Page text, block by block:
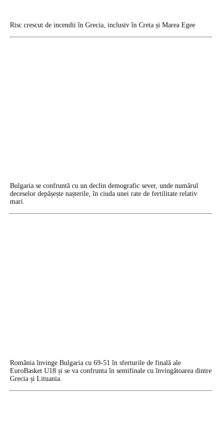
Risc crescut de incendii în Grecia, inclusiv în Creta și Marea Egee
Bulgaria se confruntă cu un declin demografic sever, unde numărul
deceselor depășește nașterile, în ciuda unei rate de fertilitate relativ
mari.
România învinge Bulgaria cu 69-51 în sferturile de finală ale
EuroBasket U18 și se va confrunta în semifinale cu învingătoarea dintre
Grecia și Lituania.